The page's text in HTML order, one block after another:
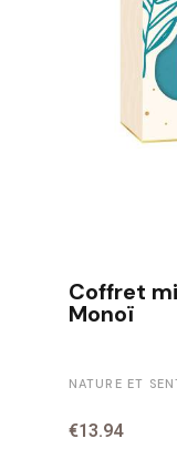
Coffret
Monoï
NATURE ET
€13.94